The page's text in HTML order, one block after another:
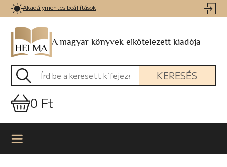
Akadálymentes beállítások
A magyar könyvek elkötelezett kiadója
KERESÉS
0 Ft